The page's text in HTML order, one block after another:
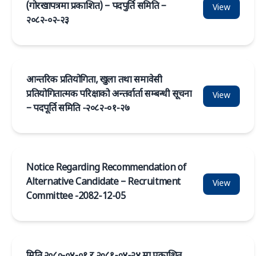
(गोरखापत्रमा प्रकाशित) – पदपुर्ति समिति –
२०८२-०२-२३
View
आन्तरिक प्रतियोगिता, खुला तथा समावेसी
प्रतियोगितात्मक परिक्षाको अन्तर्वार्ता सम्बन्धी सूचना
– पदपूर्ति समिति -२०८२-०१-२७
View
Notice Regarding Recommendation of
Alternative Candidate – Recruitment
Committee -2082-12-05
View